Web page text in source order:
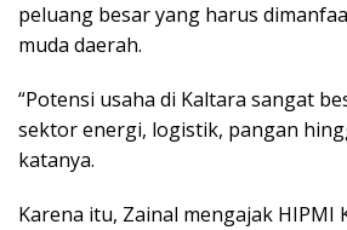
peluang besar yang harus
muda daerah.
“Potensi usaha di Kaltara sangat
sektor energi, logistik, pangan
katanya.
Karena itu, Zainal mengajak HIPMI